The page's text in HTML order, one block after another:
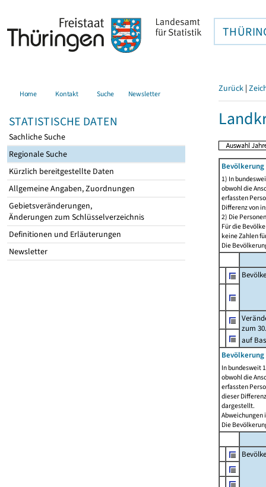
Home Kontakt Suche Newsletter
STATISTISCHE DATEN
Sachliche Suche
Regionale Suche
Kürzlich bereitgestellte Daten
Allgemeine Angaben, Zuordnungen
Gebietsveränderungen,
Änderungen zum Schlüsselverzeichnis
Definitionen und Erläuterungen
Newsletter
Zurück |
1) In
obwohl die
erfassten
Differenz von
2) Die
Für die
keine Zahlen
Die
zum
auf
Bevölkerung
In bundesweit
obwohl die
erfassten
dieser
dargestellt.
Abweichungen
Die